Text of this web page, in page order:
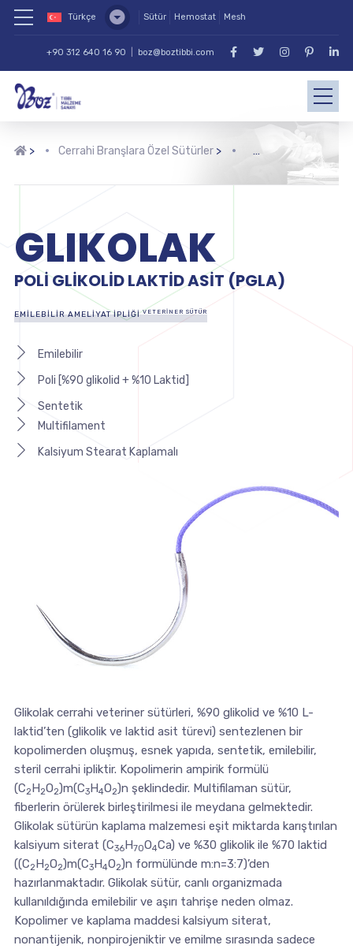
Türkçe Sütür Hemostat Mesh
+90 312 640 16 90 boz@boztibbi.com
> Cerrahi Branşlara Özel Sütürler>
GLIKOLAK
POLI GLIKOLID LAKTID ASIT (PGLA)
EMILEBILIR AMELIYAT İPLIĞIVETERINER SÜTÜR
Emilebilir
Poli [%90 glikolid + %10 Laktid]
Sentetik
Multifilament
Kalsiyum Stearat Kaplamalı
Glikolak cerrahi veteriner sütürleri, %90 glikolid ve %10 L-
laktid’ten (glikolik ve laktid asit türevi) sentezlenen bir
kopolimerden oluşmuş, esnek yapıda, sentetik, emilebilir,
steril cerrahi ipliktir. Kopolimerin ampirik formülü
(C2H2O2)m(C3H4O2)n şeklindedir. Multifilaman sütür,
fiberlerin örülerek birleştirilmesi ile meydana gelmektedir.
Glikolak sütürün kaplama malzemesi eşit miktarda karıştırılan
kalsiyum siterat (C36H70O4Ca) ve %30 glikolik ile %70 laktid
((C2H2O2)m(C3H4O2)n formülünde m:n=3:7)’den
hazırlanmaktadır. Glikolak sütür, canlı organizmada
kullanıldığında emilebilir ve aşırı tahrişe neden olmaz.
Kopolimer ve kaplama maddesi kalsiyum siterat,
nonantijenik, nonpirojeniktir ve emilme sırasında sadece